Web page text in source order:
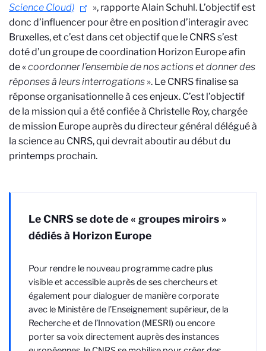
Science Cloud)
», rapporte Alain Schuhl. L’objectif est
donc d’influencer pour être en position d’interagir avec
Bruxelles, et c’est dans cet objectif que le CNRS s’est
doté d’un groupe de coordination Horizon Europe afin
de «coordonner l’ensemble de nos actions et donner des
réponses à leurs interrogations ». Le CNRS finalise sa
réponse organisationnelle à ces enjeux. C’est l’objectif
de la mission qui a été confiée à Christelle Roy, chargée
de mission Europe auprès du directeur général délégué à
la science au CNRS, qui devrait aboutir au début du
printemps prochain.
Le CNRS se dote de « groupes miroirs »
dédiés à Horizon Europe
Pour rendre le nouveau programme cadre plus
visible et accessible auprès de ses chercheurs et
également pour dialoguer de manière corporate
avec le Ministère de l’Enseignement supérieur, de la
Recherche et de l’Innovation (MESRI) ou encore
porter sa voix directement auprès des instances